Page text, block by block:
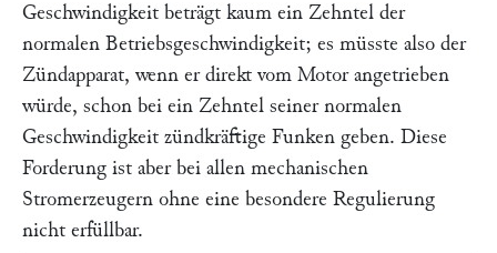
Geschwindigkeit beträgt kaum ein Zehntel der
normalen Betriebsgeschwindigkeit; es müsste also der
Zündapparat, wenn er direkt vom Motor angetrieben
würde, schon bei ein Zehntel seiner normalen
Geschwindigkeit zündkräftige Funken geben. Diese
Forderung ist aber bei allen mechanischen
Stromerzeugern ohne eine besondere Regulierung
nicht erfüllbar.